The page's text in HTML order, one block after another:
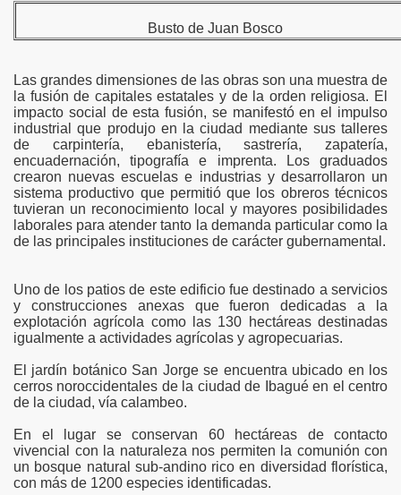
Busto de Juan Bosco
Las grandes dimensiones de las obras son una muestra de
la fusión de capitales estatales y de la orden religiosa. El
impacto social de esta fusión, se manifestó en el impulso
industrial que produjo en la ciudad mediante sus talleres
de carpintería, ebanistería, sastrería, zapatería,
encuadernación, tipografía e imprenta. Los graduados
crearon nuevas escuelas e industrias y desarrollaron un
sistema productivo que permitió que los obreros técnicos
tuvieran un reconocimiento local y mayores posibilidades
laborales para atender tanto la demanda particular como la
de las principales instituciones de carácter gubernamental.
Uno de los patios de este edificio fue destinado a servicios
y construcciones anexas que fueron dedicadas a la
explotación agrícola como las 130 hectáreas destinadas
igualmente a actividades agrícolas y agropecuarias.
El jardín botánico San Jorge se encuentra ubicado en los
cerros noroccidentales de la ciudad de Ibagué en el centro
de la ciudad, vía calambeo.
En el lugar se conservan 60 hectáreas de contacto
vivencial con la naturaleza nos permiten la comunión con
un bosque natural sub-andino rico en diversidad florística,
con más de 1200 especies identificadas.